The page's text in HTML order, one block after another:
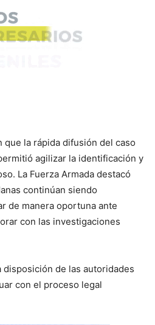
que la rápida difusión del caso
agilizar la identificación y
La Fuerza Armada destacó
continúan siendo
de manera oportuna ante
con las investigaciones
de las autoridades
con el proceso legal